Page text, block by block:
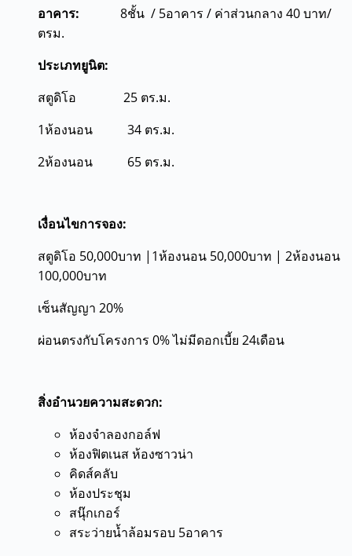
อาคาร: 8ชั้น / 5อาคาร / ค่าส่วนกลาง 40 บาท/
ตรม.
ประเภทยูนิต:
สตูดิโอ 25 ตร.ม.
1ห้องนอน 34 ตร.ม.
2ห้องนอน 65 ตร.ม.
เงื่อนไขการจอง:
สตูดิโอ 50,000บาท |1ห้องนอน 50,000บาท | 2ห้องนอน
100,000บาท
เซ็นสัญญา 20%
ผ่อนตรงกับโครงการ 0% ไม่มีดอกเบี้ย 24เดือน
สิ่งอำนวยความสะดวก:
ห้องจำลองกอล์ฟ
ห้องฟิตเนส ห้องซาวน่า
คิดส์คลับ
ห้องประชุม
สนุ๊กเกอร์
สระว่ายน้ำล้อมรอบ 5อาคาร